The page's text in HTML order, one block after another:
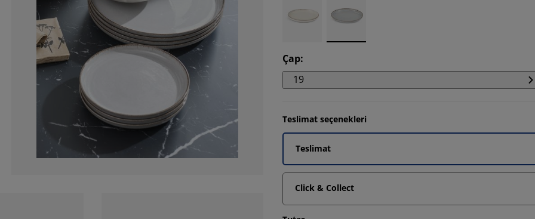
Çap:
19
Teslimat seçenekleri
Teslimat
Click & Collect
14.285714285714285%